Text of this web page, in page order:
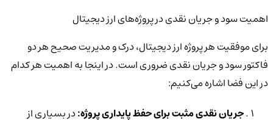
اهمیت سود و جریان نقدی در پروژه‌های ارز دیجیتال
برای موفقیت هر پروژه ارز دیجیتال، درک و مدیریت صحیح هر دو
فاکتور سود و جریان نقدی ضروری است. در اینجا به اهمیت هر کدام
در این فضا اشاره می‌کنیم:
جریان نقدی مثبت برای حفظ پایداری پروژه:در بسیاری از